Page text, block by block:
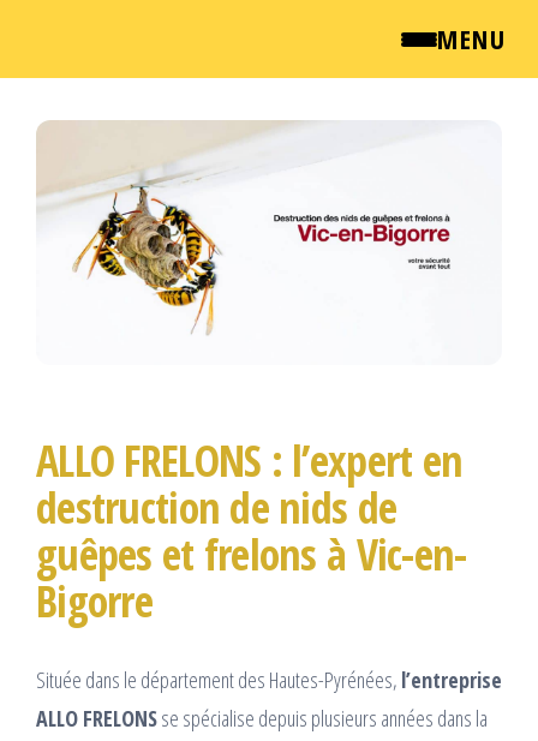
MENU
QUI SOMMES NOUS ?
NEWSROOM
TARIFS
contenu
ALLO FRELONS : l’expert en
destruction de nids de
guêpes et frelons à Vic-en-
Bigorre
Située dans le département des Hautes-Pyrénées, l’entreprise
ALLO FRELONSse spécialise depuis plusieurs années dans la